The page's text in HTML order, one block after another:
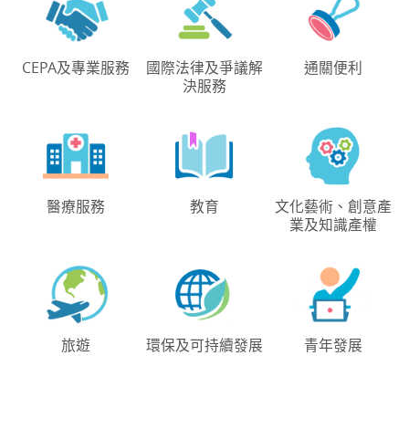
CEPA及專業服務
國際法律及爭議解
決服務
通關便利
醫療服務 教育
文化藝術、創意產
業及知識產權
旅遊 環保及可持續發展 青年發展